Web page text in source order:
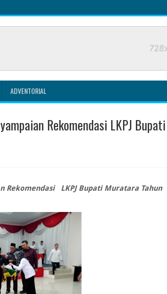
ADVENTORIAL
Rekomendasi LKPJ Bupati
Rekomendasi LKPJ Bupati Muratara Tahun